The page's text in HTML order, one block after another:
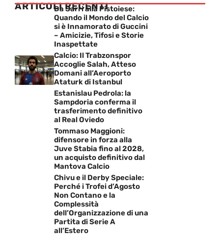
ARTICOLI RECENTI
Da Sarri alla Pistoiese:
Quando il Mondo del Calcio
si è Innamorato di Guccini
– Amicizie, Tifosi e Storie
Inaspettate
Calcio: Il Trabzonspor
Accoglie Salah, Atteso
Domani all’Aeroporto
Ataturk di Istanbul
Estanislau Pedrola: la
Sampdoria conferma il
trasferimento definitivo
al Real Oviedo
Tommaso Maggioni:
difensore in forza alla
Juve Stabia fino al 2028,
un acquisto definitivo dal
Mantova Calcio
Chivu e il Derby Speciale:
Perché i Trofei d’Agosto
Non Contano e la
Complessità
dell’Organizzazione di una
Partita di Serie A
all’Estero